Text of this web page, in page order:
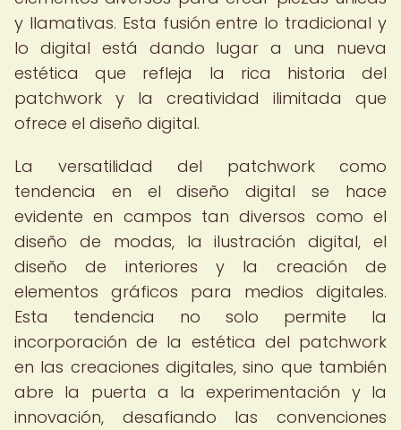
y llamativas. Esta fusión entre lo tradicional y
lo digital está dando lugar a una nueva
estética que refleja la rica historia del
patchwork y la creatividad ilimitada que
ofrece el diseño digital.
La versatilidad del patchwork como
tendencia en el diseño digital se hace
evidente en campos tan diversos como el
diseño de modas, la ilustración digital, el
diseño de interiores y la creación de
elementos gráficos para medios digitales.
Esta tendencia no solo permite la
incorporación de la estética del patchwork
en las creaciones digitales, sino que también
abre la puerta a la experimentación y la
innovación, desafiando las convenciones